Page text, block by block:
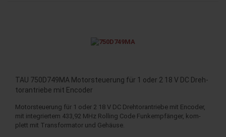
TAU 750D749MA Mo­tor­steue­rung für 1 oder 2 18 V DC Dreh­
tor­an­trie­be mit En­co­der
Mo­tor­steue­rung für 1 oder 2 18 V DC Dreh­tor­an­trie­be mit En­co­der,
mit in­te­grier­tem 433,92 MHz Rol­ling Code Funk­emp­fän­ger, kom­
plett mit Trans­for­ma­tor und Ge­häu­se.